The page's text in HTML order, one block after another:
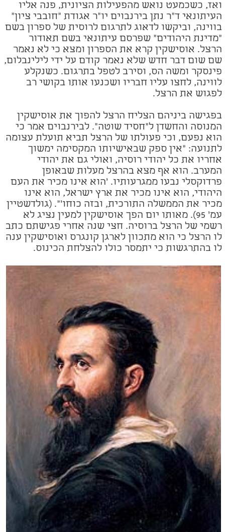
ואז, כשכמעט נואש מהפעילות הציונית, פנה אליו
העיתונאי ד"ר נתן בירנבוים יו"ר אגודת "חובבי ציון"
בווינה, וביקשו לדאוג לתרגום לרוסית של ספרון בשם
"מדינת היהודים" שפרסם עיתונאי בשם תאודור
הרצל. אוסישקין קרא את הספרון ומצא כי לא נאמר
שם שום דבר חדש שלא נאמר קודם על ידי לילינבלום,
פינסקר ומשה הס, וסירב לטפל בתרגום. כשנקלע
לווינה, לחצו עליו חבריו ושכנעו אותו בקושי רב
לפגוש את הרצל.
בפגישה ביניהם הצליח הרצל להפוך את אוסישקין
המנוסה והחשדן ל"חסיד שוטה". לבירנבוים אמר כי
הוא נפעם, וכי פעולתו של הרצל תביא תועלת עצומה
לתנועה: "אין ספק שבאישיותו המקסימה ימשוך
אחריו את כל יהודי רוסיה, ואולי גם את יהודי
המערב. הוא אף מצא בהרצל מעלות שבאופן
פרדוקסלי נבעו ממגרעותיו. 'הוא אינו מכיר את העם
היהודי, הוא אינו מכיר את ארץ ישראל, הוא אינו
מכיר את הממשלה התורכית, ובזה כוחו'". (גולדשטיין
עמ' 95). מאותו יום הפך אוסישקין למעין נציג לא
רשמי של הרצל ברוסיה. חצי שנה אחרי פגישתם כתב
לו הרצל כי הוא מתכוון לארגן קונגרס ואוסישקין ענה
לו בהתרגשות כי יתמסר כולו להצלחת הכינוס.